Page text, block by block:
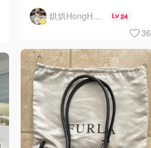
烘烘HongHong 24
36